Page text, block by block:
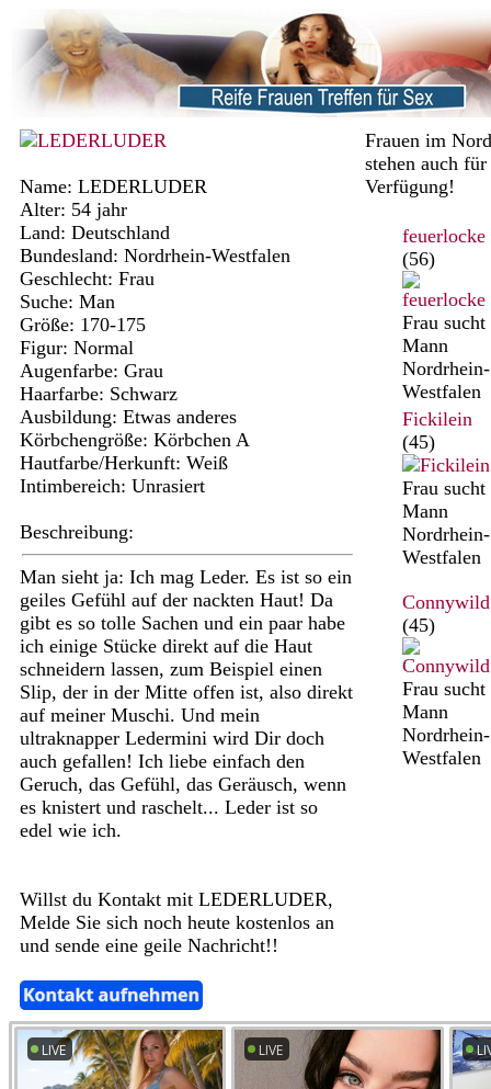
Name: LEDERLUDER
Alter: 54 jahr
Land: Deutschland
Bundesland: Nordrhein-Westfalen
Geschlecht: Frau
Suche: Man
Größe: 170-175
Figur: Normal
Augenfarbe: Grau
Haarfarbe: Schwarz
Ausbildung: Etwas anderes
Körbchengröße: Körbchen A
Hautfarbe/Herkunft: Weiß
Intimbereich: Unrasiert
Beschreibung:
Man sieht ja: Ich mag Leder. Es ist so ein
geiles Gefühl auf der nackten Haut! Da
gibt es so tolle Sachen und ein paar habe
ich einige Stücke direkt auf die Haut
schneidern lassen, zum Beispiel einen
Slip, der in der Mitte offen ist, also direkt
auf meiner Muschi. Und mein
ultraknapper Ledermini wird Dir doch
auch gefallen! Ich liebe einfach den
Geruch, das Gefühl, das Geräusch, wenn
es knistert und raschelt... Leder ist so
edel wie ich.
Willst du Kontakt mit LEDERLUDER,
Melde Sie sich noch heute kostenlos an
und sende eine geile Nachricht!!
Frauen im
stehen auch
Verfügung!
feuerlocke
(56)
Frau sucht
Mann
Nordrhein-
Westfalen
Fickilein
(45)
Frau sucht
Mann
Nordrhein-
Westfalen
Connywild
(45)
Frau sucht
Mann
Nordrhein-
Westfalen